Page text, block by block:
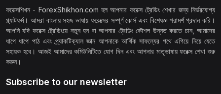
ফরেক্সশিখন - ForexShikhon.com হল আপনার ফরেক্স ট্রেডিং শেখার জন্য নির্ভরযোগ্য
প্ল্যাটফর্ম। আমরা বাংলায় সহজ ভাষায় ফরেক্সের সম্পূর্ণ কোর্স এবং বিশেষজ্ঞ পরামর্শ প্রদান করি।
আপনি যদি ফরেক্স ট্রেডিংয়ে নতুন হন বা আপনার ট্রেডিং কৌশল উন্নত করতে চান, আমাদের
ধাপে ধাপে পাঠ এবং প্র্যাকটিক্যাল জ্ঞান আপনাকে আর্থিক সাফল্যের পথে এগিয়ে নিয়ে যেতে
সহায়ক হবে। আজই আমাদের কমিউনিটিতে যোগ দিন এবং আপনার মাতৃভাষায় ফরেক্স শেখা শুরু
করুন।
Subscribe to our newsletter